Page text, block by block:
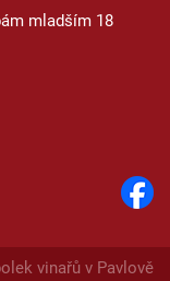
mladším 18
vinařů v Pavlově